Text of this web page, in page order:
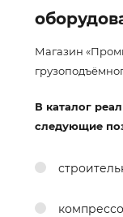
Магазин
В каталог
следующие